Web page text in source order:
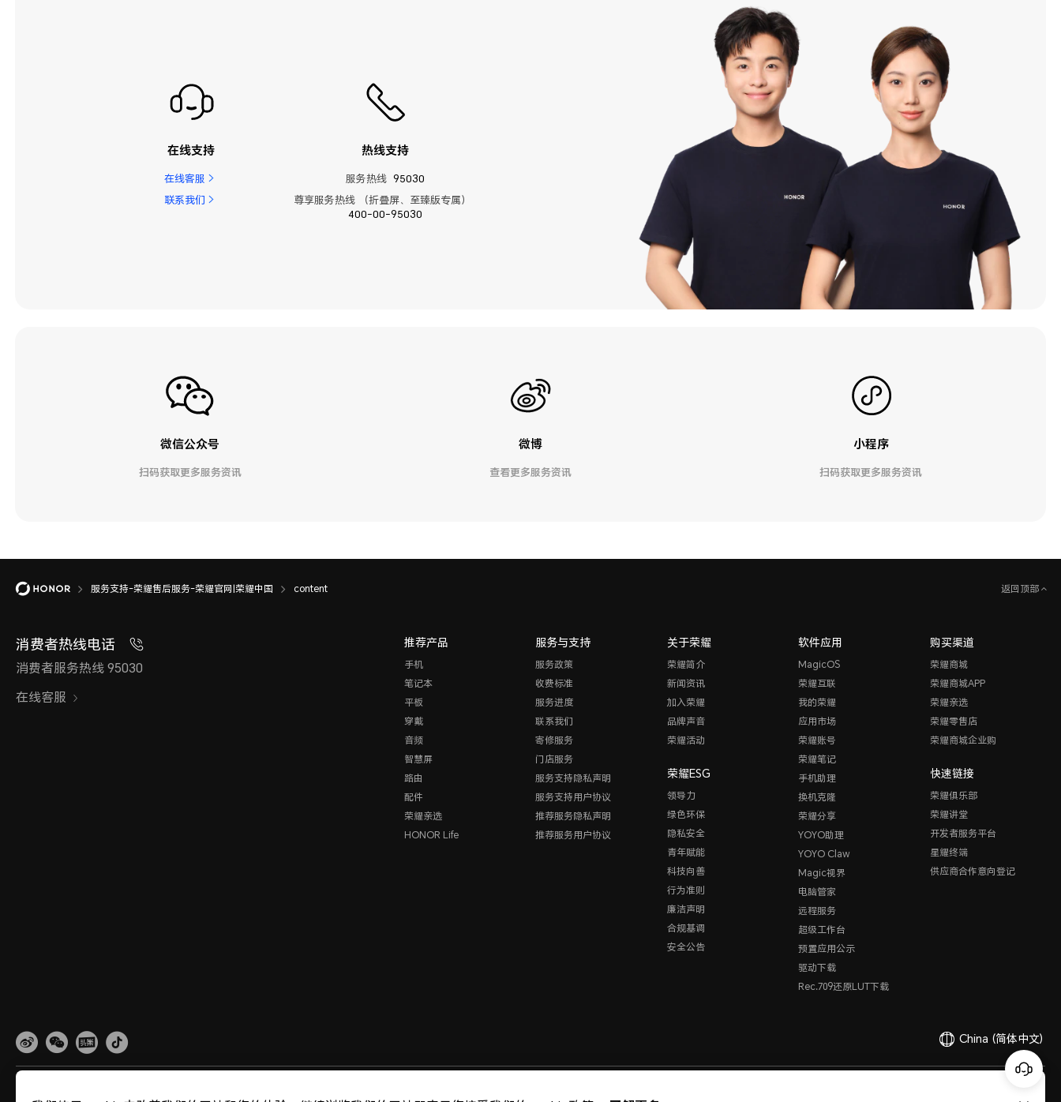
在线支持
在线客服
联系我们
热线支持
服务热线 95030
尊享服务热线 （折叠屏、至臻版专属）
400-00-95030
微信公众号
扫码获取更多服务资讯
微博
查看更多服务资讯
小程序
扫码获取更多服务资讯
服务支持-荣耀售后服务-荣耀官网|荣耀中国 content 返回顶部
消费者热线电话
消费者服务热线 95030
在线客服
推荐产品
手机
笔记本
平板
穿戴
音频
智慧屏
路由
配件
荣耀亲选
HONOR Life
服务与支持
服务政策
收费标准
服务进度
联系我们
寄修服务
门店服务
服务支持隐私声明
服务支持用户协议
推荐服务隐私声明
推荐服务用户协议
关于荣耀
荣耀简介
新闻资讯
加入荣耀
品牌声音
荣耀活动
荣耀ESG
领导力
绿色环保
隐私安全
青年赋能
科技向善
行为准则
廉洁声明
合规基调
安全公告
软件应用
MagicOS
荣耀互联
我的荣耀
应用市场
荣耀账号
荣耀笔记
手机助理
换机克隆
荣耀分享
YOYO助理
YOYO Claw
Magic视界
电脑管家
远程服务
超级工作台
预置应用公示
驱动下载
Rec.709还原LUT下载
购买渠道
荣耀商城
荣耀商城APP
荣耀亲选
荣耀零售店
荣耀商城企业购
快速链接
荣耀俱乐部
荣耀讲堂
开发者服务平台
星耀终端
供应商合作意向登记
China (简体中文)